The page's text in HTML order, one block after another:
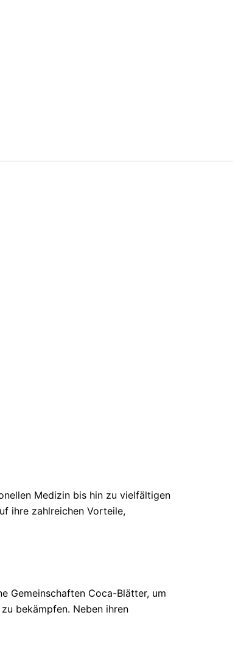
Medizin bis hin zu vielfältigen
ihre zahlreichen Vorteile,
Gemeinschaften Coca-Blätter, um
bekämpfen. Neben ihren